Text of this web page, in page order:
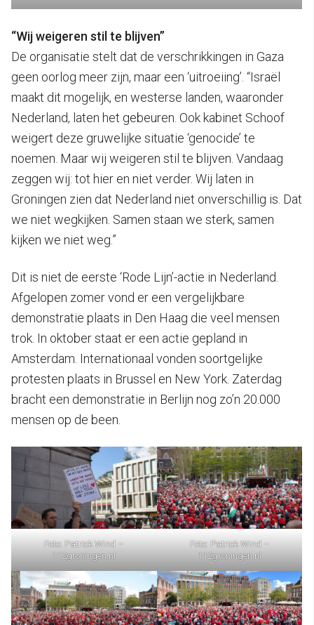
“Wij weigeren stil te blijven”
De organisatie stelt dat de verschrikkingen in Gaza
geen oorlog meer zijn, maar een ‘uitroeiing’. “Israël
maakt dit mogelijk, en westerse landen, waaronder
Nederland, laten het gebeuren. Ook kabinet Schoof
weigert deze gruwelijke situatie ‘genocide’ te
noemen. Maar wij weigeren stil te blijven. Vandaag
zeggen wij: tot hier en niet verder. Wij laten in
Groningen zien dat Nederland niet onverschillig is. Dat
we niet wegkijken. Samen staan we sterk, samen
kijken we niet weg.”
Dit is niet de eerste ‘Rode Lijn’-actie in Nederland.
Afgelopen zomer vond er een vergelijkbare
demonstratie plaats in Den Haag die veel mensen
trok. In oktober staat er een actie gepland in
Amsterdam. Internationaal vonden soortgelijke
protesten plaats in Brussel en New York. Zaterdag
bracht een demonstratie in Berlijn nog zo’n 20.000
mensen op de been.
Foto: Patrick Wind –
112groningen.nl
Foto: Patrick Wind –
112groningen.nl